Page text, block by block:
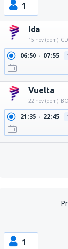
1
Ida
15 nov (dom)
06:50 07:55
Vuelta
22 nov (dom)
21:35 22:45
1